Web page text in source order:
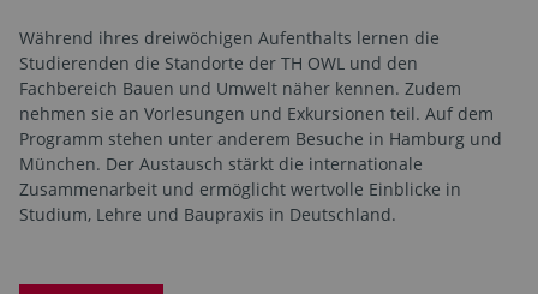
Während ihres dreiwöchigen Aufenthalts lernen die
Studierenden die Standorte der TH OWL und den
Fachbereich Bauen und Umwelt näher kennen. Zudem
nehmen sie an Vorlesungen und Exkursionen teil. Auf dem
Programm stehen unter anderem Besuche in Hamburg und
München. Der Austausch stärkt die internationale
Zusammenarbeit und ermöglicht wertvolle Einblicke in
Studium, Lehre und Baupraxis in Deutschland.